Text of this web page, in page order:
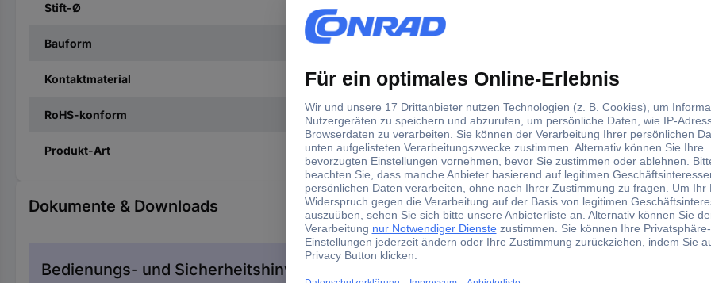
Stift-Ø
Bauform
Kontaktmaterial Messing vernickelt
RoHS-konform Ja
Produkt-Art Sicherungs-Steckverbinder
Dokumente & Downloads
Bedienungs- und Sicherheitshinweise